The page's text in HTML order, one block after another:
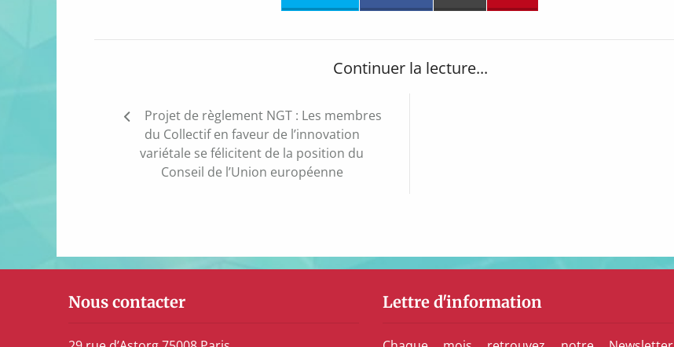
Continuer la lecture...
Navigation
l’article
Projet de règlement NGT : Les membres
du Collectif en faveur de l’innovation
variétale se félicitent de la position du
Conseil de l’Union européenne
Nous contacter Lettre d'information